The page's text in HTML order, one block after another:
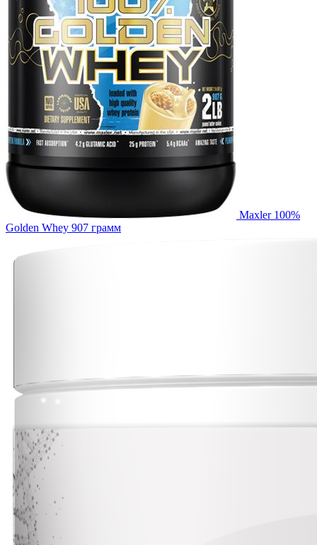
Maxler 100%
Golden Whey 907 грамм